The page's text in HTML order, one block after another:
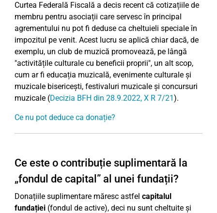
Curtea Federală Fiscală a decis recent că cotizațiile de
membru pentru asociații care servesc în principal
agrementului nu pot fi deduse ca cheltuieli speciale în
impozitul pe venit. Acest lucru se aplică chiar dacă, de
exemplu, un club de muzică promovează, pe lângă
"activitățile culturale cu beneficii proprii", un alt scop,
cum ar fi educația muzicală, evenimente culturale și
muzicale bisericești, festivaluri muzicale și concursuri
muzicale (Decizia BFH din 28.9.2022, X R 7/21).
Ce nu pot deduce ca donație?
Ce este o contribuție suplimentară la
„fondul de capital” al unei fundații?
Donațiile suplimentare măresc astfel capitalul
fundației (fondul de active), deci nu sunt cheltuite și